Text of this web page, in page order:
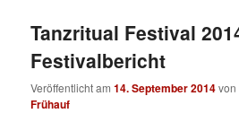
Tanzritual Festival
Festivalbericht
Veröffentlicht am14. September 2014von
Frühauf